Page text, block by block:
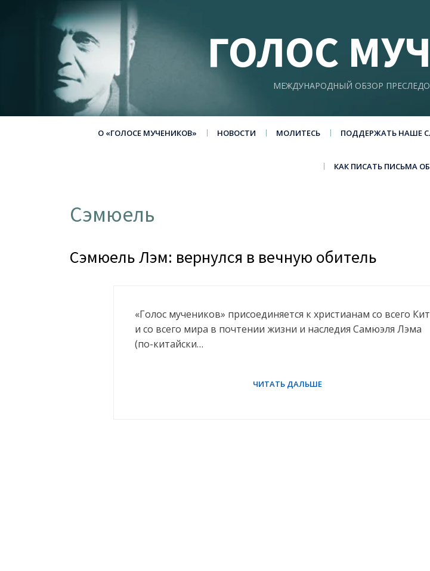
ГОЛОС
МЕЖДУНАРОДНЫЙ ОБЗОР
О «ГОЛОСЕ МУЧЕНИКОВ» НОВОСТИ МОЛИТЕСЬ ПОДДЕРЖАТЬ НАШЕ
КАК ПИСАТЬ ПИСЬМА
Сэмюель
Сэмюель Лэм: вернулся в вечную обитель
«Голос мучеников» присоединяется к христианам со всего
и со всего мира в почтении жизни и наследия Самюэля Лэма
(по-китайски…